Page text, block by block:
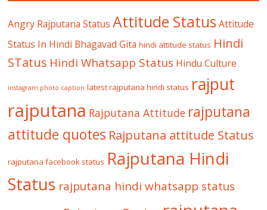
Angry Rajputana Status Attitude Status Attitude
Status In Hindi Bhagavad Gita hindi attitude status Hindi
STatus Hindi Whatsapp Status Hindu Culture
instagram photo caption latest rajputana hindi status rajput
rajputana Rajputana Attitude rajputana
attitude quotes Rajputana attitude Status
rajputana facebook status Rajputana Hindi
Status rajputana hindi whatsapp status